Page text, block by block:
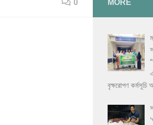
0 MORE
বৃক্ষরোপণ কর্মসূচি